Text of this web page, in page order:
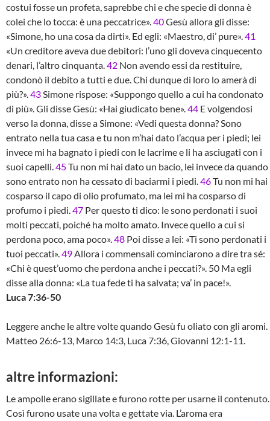
costui fosse un profeta, saprebbe chi e che specie di donna è
colei che lo tocca: è una peccatrice».40Gesù allora gli disse:
«Simone, ho una cosa da dirti». Ed egli: «Maestro, di’ pure».41
«Un creditore aveva due debitori: l’uno gli doveva cinquecento
denari, l’altro cinquanta.42 Non avendo essi da restituire,
condonò il debito a tutti e due. Chi dunque di loro lo amerà di
più?».43Simone rispose: «Suppongo quello a cui ha condonato
di più». Gli disse Gesù: «Hai giudicato bene».44 E volgendosi
verso la donna, disse a Simone: «Vedi questa donna? Sono
entrato nella tua casa e tu non m’hai dato l’acqua per i piedi; lei
invece mi ha bagnato i piedi con le lacrime e li ha asciugati con i
suoi capelli.45Tu non mi hai dato un bacio, lei invece da quando
sono entrato non ha cessato di baciarmi i piedi.46Tu non mi hai
cosparso il capo di olio profumato, ma lei mi ha cosparso di
profumo i piedi.47 Per questo ti dico: le sono perdonati i suoi
molti peccati, poiché ha molto amato. Invece quello a cui si
perdona poco, ama poco».48 Poi disse a lei: «Ti sono perdonati i
tuoi peccati».49Allora i commensali cominciarono a dire tra sé:
«Chi è quest’uomo che perdona anche i peccati?». 50 Ma egli
disse alla donna: «La tua fede ti ha salvata; va’ in pace!».
Luca 7:36-50
Leggere anche le altre volte quando Gesù fu oliato con gli aromi.
Matteo 26:6-13, Marco 14:3, Luca 7:36, Giovanni 12:1-11.
altre informazioni:
Le ampolle erano sigillate e furono rotte per usarne il contenuto.
Così furono usate una volta e gettate via. L’aroma era